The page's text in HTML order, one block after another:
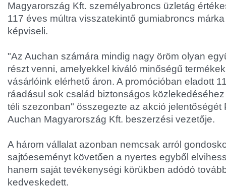
Magyarország Kft. személyabroncs üzletág
117 éves múltra visszatekintő gumiabroncs
képviseli.
"Az Auchan számára mindig nagy öröm olyan
részt venni, amelyekkel kiváló minőségű
vásárlóink elérhető áron. A promócióban eladott
ráadásul sok család biztonságos
téli szezonban" összegezte az akció jelentőségét
Auchan Magyarország Kft. beszerzési vezetője.
A három vállalat azonban nemcsak arról
sajtóeseményt követően a nyertes egyből
hanem saját tevékenységi körükben adódó
kedveskedett.